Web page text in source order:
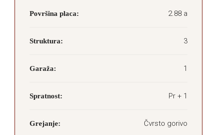
Površina placa: 2.88 a
Struktura: 3
Garaža: 1
Spratnost: Pr + 1
Grejanje: Čvrsto gorivo